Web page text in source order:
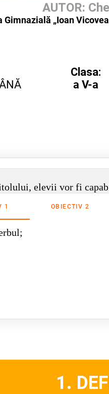
AUTOR:
Gimnazială „Ioan
Clasa:
a V-a
elevii vor fi
1 OBIECTIV 2
1.